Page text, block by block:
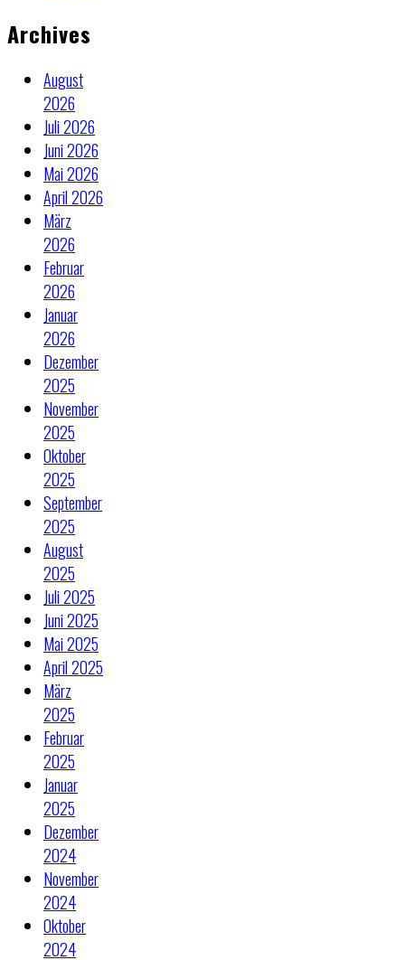
Archives
August
2026
Juli 2026
Juni 2026
Mai 2026
April 2026
März
2026
Februar
2026
Januar
2026
Dezember
2025
November
2025
Oktober
2025
September
2025
August
2025
Juli 2025
Juni 2025
Mai 2025
April 2025
März
2025
Februar
2025
Januar
2025
Dezember
2024
November
2024
Oktober
2024